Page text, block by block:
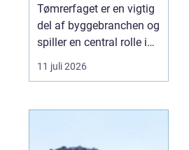
Tømrerfaget er en vigtig
del af byggebranchen og
spiller en central rolle i
både nybyggeri,
renovering og
boliger og
Aarhus er der stor
11 juli 2026